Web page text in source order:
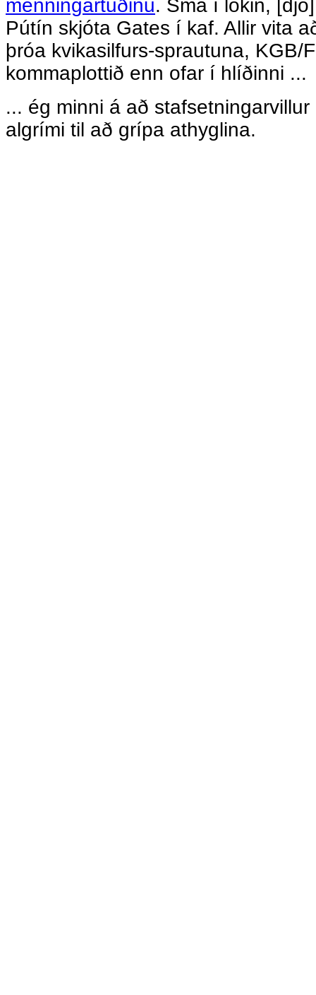
menningartuðinu. Smá í lokin,
Pútín skjóta Gates í kaf. Allir vita
þróa kvikasilfurs-sprautuna, KGB/
kommaplottið enn ofar í hlíðinni ...
... ég minni á að
algrími til að grípa athyglina.